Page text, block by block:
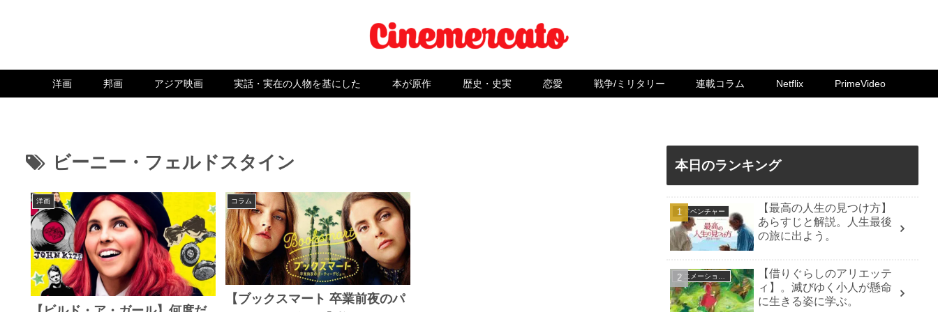
洋画 邦画 アジア映画 実話・実在の人物を基にした 本が原作 歴史・史実 恋愛 戦争/ミリタリー 連載コラム Netflix PrimeVideo
ビーニー・フェルドスタイン
洋画 コラム
【ブックスマート 卒業前夜のパ
本日のランキング
アドベンチャー
【最高の人生の見つけ方】
あらすじと解説。人生最後
の旅に出よう。
【借りぐらしのアリエッテ
ィ】。滅びゆく小人が懸命
に生きる姿に学ぶ。